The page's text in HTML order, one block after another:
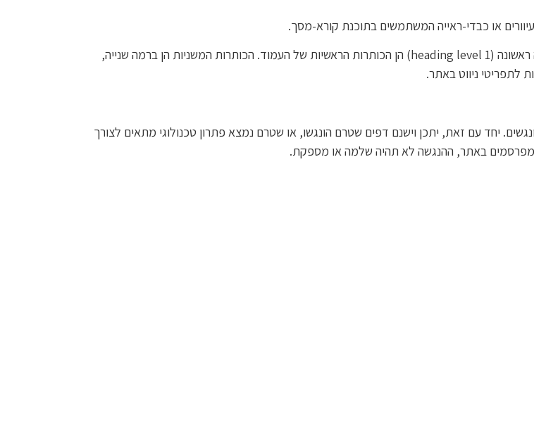
או כבדי-ראייה המשתמשים בתוכנת קורא-מסך.
– כותרות ברמה ראשונה (heading level 1) הן הכותרות הראשיות של העמוד. הכותרות המשניות הן ברמה שנייה,
יחד עם זאת, יתכן וישנם דפים שטרם הונגשו, או שטרם נמצא פתרון טכנולוגי מתאים לצורך
המפרסמים באתר, ההנגשה לא תהיה שלמה או מספקת.